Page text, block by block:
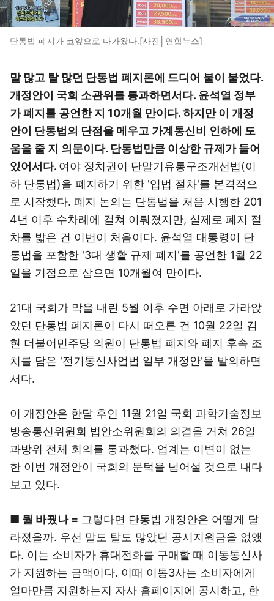
단통법 폐지가 코앞으로 다가왔다.[사진│연합뉴스]
말 많고 탈 많던 단통법 폐지론에 드디어 불이 붙었다.
개정안이 국회 소관위를 통과하면서다. 윤석열 정부
가 폐지를 공언한 지 10개월 만이다. 하지만 이 개정
안이 단통법의 단점을 메우고 가계통신비 인하에 도
움을 줄 지 의문이다. 단통법만큼 이상한 규제가 들어
있어서다. 여야 정치권이 단말기유통구조개선법(이
하 단통법)을 폐지하기 위한 '입법 절차'를 본격적으
로 시작했다. 폐지 논의는 단통법을 처음 시행한 201
4년 이후 수차례에 걸쳐 이뤄졌지만, 실제로 폐지 절
차를 밟은 건 이번이 처음이다. 윤석열 대통령이 단
통법을 포함한 '3대 생활 규제 폐지'를 공언한 1월 22
일을 기점으로 삼으면 10개월여 만이다.
21대 국회가 막을 내린 5월 이후 수면 아래로 가라앉
았던 단통법 폐지론이 다시 떠오른 건 10월 22일 김
현 더불어민주당 의원이 단통법 폐지와 폐지 후속 조
치를 담은 '전기통신사업법 일부 개정안'을 발의하면
서다.
이 개정안은 한달 후인 11월 21일 국회 과학기술정보
방송통신위원회 법안소위원회의 의결을 거쳐 26일
과방위 전체 회의를 통과했다. 업계는 이변이 없는
한 이번 개정안이 국회의 문턱을 넘어설 것으로 내다
보고 있다.
■ 뭘 바꿨나 = 그렇다면 단통법 개정안은 어떻게 달
라졌을까. 우선 말도 탈도 많았던 공시지원금을 없앴
다. 이는 소비자가 휴대전화를 구매할 때 이동통신사
가 지원하는 금액이다. 이때 이통3사는 소비자에게
얼마만큼 지원하는지 자사 홈페이지에 공시하고, 한